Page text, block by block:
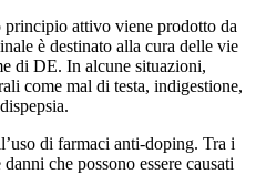
attivo viene prodotto da
è destinato alla cura delle vie
di DE. In alcune situazioni,
come mal di testa, indigestione,
di farmaci anti-doping. Tra i
che possono essere causati